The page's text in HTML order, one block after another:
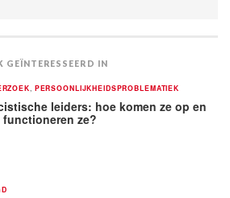
GEÏNTERESSEERD IN
PERSOONLIJKHEIDSPROBLEMATIEK
leiders: hoe komen ze op en
functioneren ze?